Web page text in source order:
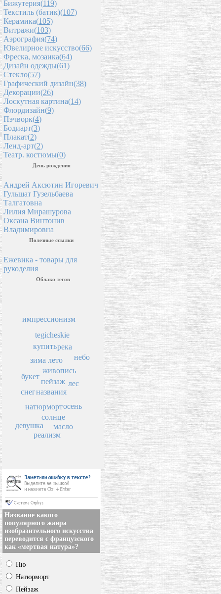
Бижутерия(119)
Текстиль (батик)(107)
Керамика(105)
Витражи(103)
Аэрография(74)
Ювелирное искусство(66)
Фреска, мозаика(64)
Дизайн одежды(61)
Стекло(57)
Графический дизайн(38)
Декорации(26)
Лоскутная картина(14)
Флордизайн(9)
Пэчворк(4)
Бодиарт(3)
Плакат(2)
Ленд-арт(2)
Театр. костюмы(0)
День рождения
Андрей Аксютин Игоревич
Гульшат Гузельбаева
Талгатовна
Лилия Мирашурова
Оксана Винтонив
Владимировна
Полезные ссылки
Ежевика - товары для
рукоделия
Облако тегов
пейзаж
названия
живопись
лето
натюрморт
купить
солнце
лес
зима
осень
букет
масло
река
снег
tegicheskie
реализм
небо
импрессионизм
девушка
Название какого
популярного жанра
изобразительного искусства
переводится с французского
как «мертвая натура»?
Ню
Натюрморт
Пейзаж